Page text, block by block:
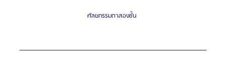
ศัลยกรรมตาสองชั้น